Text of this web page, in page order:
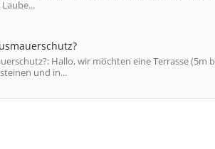
Hallo, wir möchten eine Terrasse
und in...